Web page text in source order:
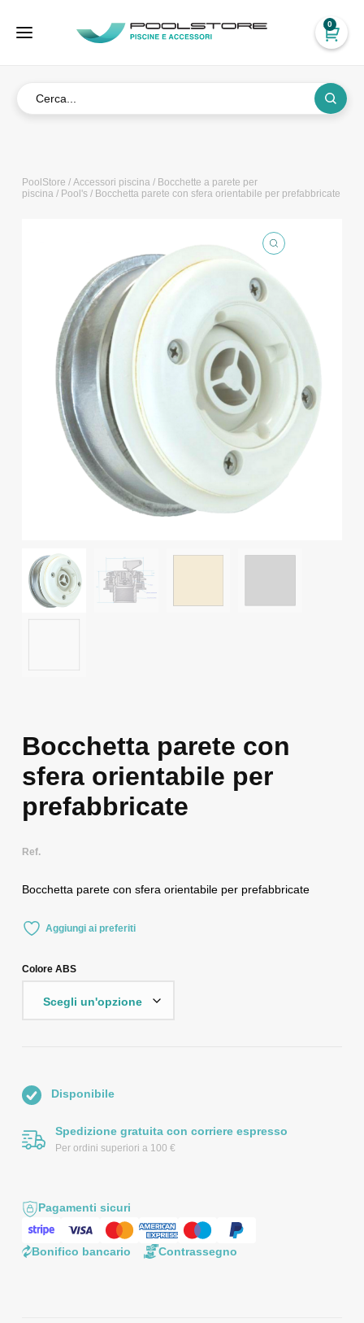
0
PoolStore / Accessori piscina/ Bocchette a parete per
piscina/ Pool's/ Bocchetta parete con sfera orientabile per prefabbricate
Bocchetta parete con
sfera orientabile per
prefabbricate
Ref.
Bocchetta parete con sfera orientabile per prefabbricate
Aggiungi ai preferiti
Colore ABS
Disponibile
Spedizione gratuita con corriere espresso
Per ordini superiori a 100 €
Pagamenti sicuri
Bonifico bancario Contrassegno